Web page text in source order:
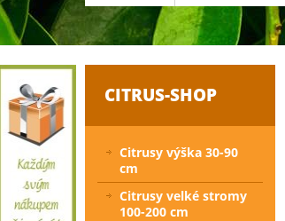
CITRUS-SHOP
Citrusy výška 30-90
cm
Citrusy velké stromy
100-200 cm